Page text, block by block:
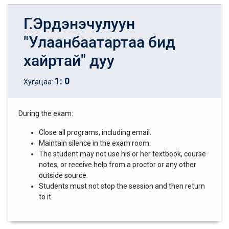
Г.Эрдэнэчулуун
"Улаанбаатартаа бид
хайртай" дуу
Хугацаа: 1: 0
During the exam:
Close all programs, including email.
Maintain silence in the exam room.
The student may not use his or her textbook, course
notes, or receive help from a proctor or any other
outside source.
Students must not stop the session and then return
to it.